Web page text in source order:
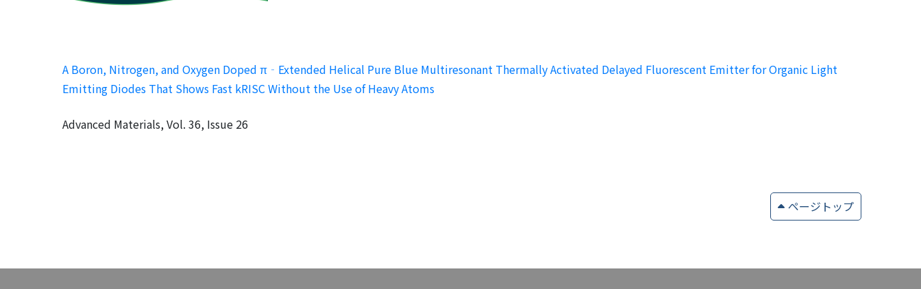
A Boron, Nitrogen, and Oxygen Doped π‐Extended Helical Pure Blue Multiresonant Thermally Activated Delayed Fluorescent Emitter for Organic Light
Emitting Diodes That Shows Fast kRISC Without the Use of Heavy Atoms
Advanced Materials, Vol. 36, Issue 26
ページトップ